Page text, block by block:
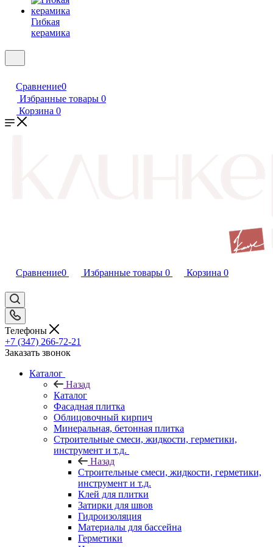
Гибкая
керамика
Сравнение0
Избранные товары 0
Корзина 0
Сравнение0 Избранные товары 0 Корзина 0
Телефоны
+7 (347) 266-72-21
Заказать звонок
Каталог
Назад
Каталог
Фасадная плитка
Облицовочный кирпич
Минеральная, бетонная плитка
Строительные смеси, жидкости, герметики,
инструмент и т.д.
Назад
Строительные смеси, жидкости, герметики,
инструмент и т.д.
Клей для плитки
Затирки для швов
Гидроизоляция
Материалы для бассейна
Герметики